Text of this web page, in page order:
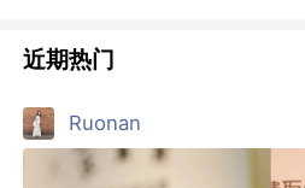
近期热门
Ruonan